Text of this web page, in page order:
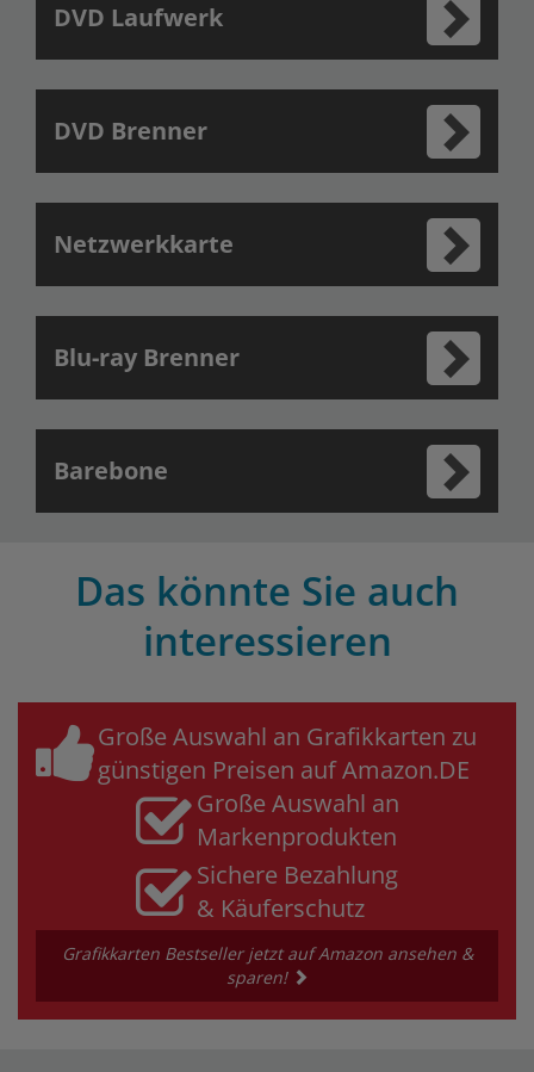
DVD Laufwerk
DVD Brenner
Netzwerkkarte
Blu-ray Brenner
Barebone
Das könnte Sie auch
interessieren
Große Auswahl an Grafikkarten zu
günstigen Preisen auf Amazon.DE
Große Auswahl an
Markenprodukten
Sichere Bezahlung
& Käuferschutz
Grafikkarten Bestseller jetzt auf Amazon ansehen &
sparen!